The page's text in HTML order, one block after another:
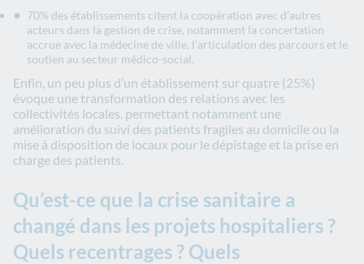
70% des établissements citent la coopération avec d’autres
acteurs dans la gestion de crise, notamment la concertation
accrue avec la médecine de ville, l’articulation des parcours et le
soutien au secteur médico-social.
Enfin, un peu plus d’un établissement sur quatre (25%)
évoque une transformation des relations avec les
collectivités locales, permettant notamment une
amélioration du suivi des patients fragiles au domicile ou la
mise à disposition de locaux pour le dépistage et la prise en
charge des patients.
Qu’est-ce que la crise sanitaire a
changé dans les projets hospitaliers ?
Quels recentrages ? Quels